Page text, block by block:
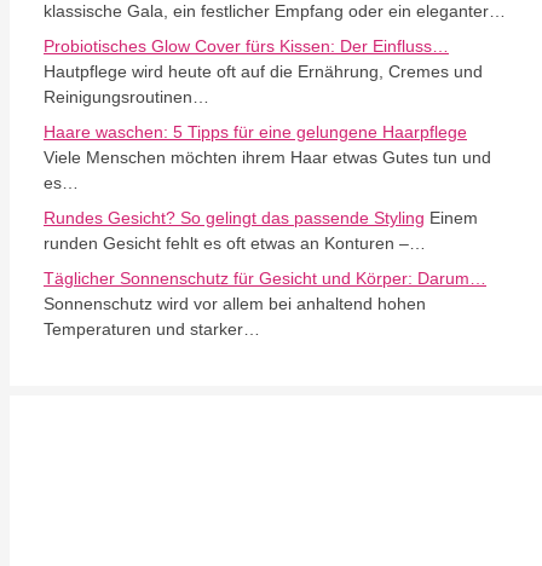
klassische Gala, ein festlicher Empfang oder ein eleganter…
Probiotisches Glow Cover fürs Kissen: Der Einfluss…
Hautpflege wird heute oft auf die Ernährung, Cremes und
Reinigungsroutinen…
Haare waschen: 5 Tipps für eine gelungene Haarpflege
Viele Menschen möchten ihrem Haar etwas Gutes tun und
es…
Rundes Gesicht? So gelingt das passende Styling Einem
runden Gesicht fehlt es oft etwas an Konturen –…
Täglicher Sonnenschutz für Gesicht und Körper: Darum…
Sonnenschutz wird vor allem bei anhaltend hohen
Temperaturen und starker…